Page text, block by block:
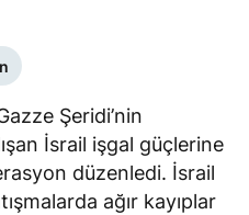
Şeridi’nin
İsrail işgal güçlerine
düzenledi. İsrail
ağır kayıplar